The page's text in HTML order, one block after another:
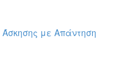
Άσκησης με Απάντηση